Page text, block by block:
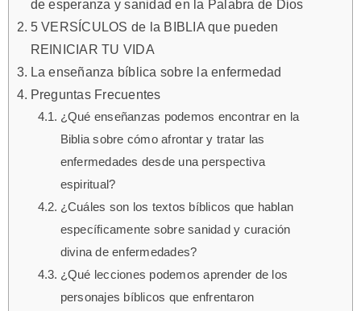
de esperanza y sanidad en la Palabra de Dios
5 VERSÍCULOS de la BIBLIA que pueden
REINICIAR TU VIDA
La enseñanza bíblica sobre la enfermedad
Preguntas Frecuentes
¿Qué enseñanzas podemos encontrar en la
Biblia sobre cómo afrontar y tratar las
enfermedades desde una perspectiva
espiritual?
¿Cuáles son los textos bíblicos que hablan
específicamente sobre sanidad y curación
divina de enfermedades?
¿Qué lecciones podemos aprender de los
personajes bíblicos que enfrentaron